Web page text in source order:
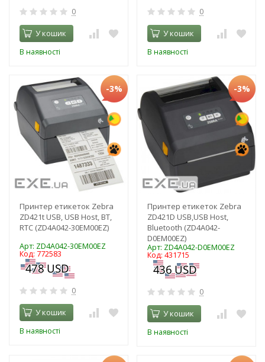
0
У кошик
В наявності
0
У кошик
В наявності
-3%
Принтер етикеток Zebra
ZD421t USB, USB Host, BT,
RTC (ZD4A042-30EM00EZ)
Арт: ZD4A042-30EM00EZ
Код: 772583
0
У кошик
В наявності
-3%
Принтер етикеток Zebra
ZD421D USB,USB Host,
Bluetooth (ZD4A042-
D0EM00EZ)
Арт: ZD4A042-D0EM00EZ
Код: 431715
0
У кошик
В наявності